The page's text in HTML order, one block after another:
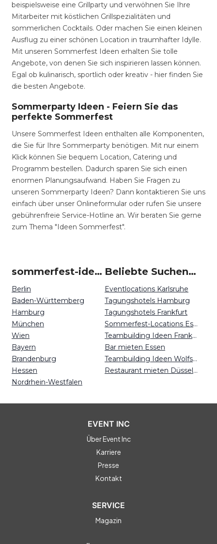
beispielsweise eine Grillparty und verwöhnen Sie Ihre
Mitarbeiter mit köstlichen Grillspezialitäten und
sommerlichen Cocktails. Oder machen Sie einen kleinen
Ausflug zu einer schönen Location in traumhafter Idylle.
Mit unseren Sommerfest Ideen erhalten Sie tolle
Angebote, von denen Sie sich inspirieren lassen können.
Egal ob kulinarisch, sportlich oder kreativ - hier finden Sie
die besten Angebote.
Sommerparty Ideen - Feiern Sie das
perfekte Sommerfest
Unsere Sommerfest Ideen enthalten alle Komponenten,
die Sie für Ihre Sommerparty benötigen. Mit nur einem
Klick können Sie bequem Location, Catering und
Programm bestellen. Dadurch sparen Sie sich einen
enormen Planungsaufwand. Haben Sie Fragen zu
unseren Sommerparty Ideen? Dann kontaktieren Sie uns
einfach über unser Onlineformular oder rufen Sie unsere
gebührenfreie Service-Hotline an. Wir beraten Sie gerne
zum Thema "Ideen Sommerfest".
sommerfest-ideen in Deutschland
Berlin
Baden-Württemberg
Hamburg
München
Wien
Bayern
Brandenburg
Hessen
Nordrhein-Westfalen
Beliebte Suchen auf Event Inc
Eventlocations Karlsruhe
Tagungshotels Hamburg
Tagungshotels Frankfurt
Sommerfest-Locations Essen
Teambuilding Ideen Frankfurt
Bar mieten Essen
Teambuilding Ideen Wolfsburg
Restaurant mieten Düsseldorf
EVENT INC
Über Event Inc
Karriere
Presse
Kontakt
SERVICE
Magazin